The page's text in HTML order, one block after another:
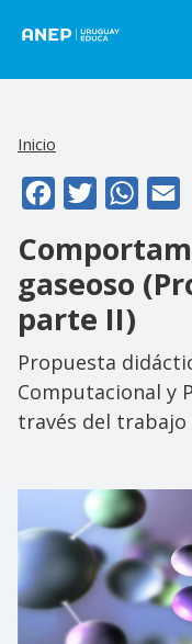
Inicio
FacebookTwitter
gaseoso
parte II)
Propuesta
Computacional y
través del trabajo